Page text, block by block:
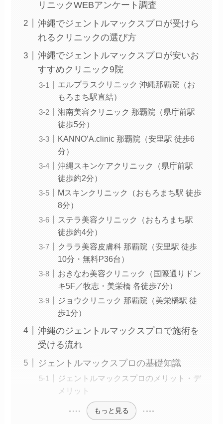
リニックWEBアンケート調査
沖縄でジェントルマックスプロが受けら
れるクリニックの選び方
沖縄でジェントルマックスプロが安いお
すすめクリニック9院
エルプラスクリニック 沖縄那覇院（お
もろまち駅直結）
湘南美容クリニック 那覇院（県庁前駅
徒歩5分）
KANNO’A.clinic 那覇院（安里駅 徒歩6
分）
沖縄スキンケアクリニック（県庁前駅
徒歩約2分）
Mスキンクリニック（おもろまち駅 徒歩
8分）
ステラ美容クリニック（おもろまち駅
徒歩約4分）
クララ美容皮膚科 那覇院（安里駅 徒歩
10分・無料P36台）
おきなわ美容クリニック（国際通りドン
キ5F／牧志・美栄橋 各徒歩7分）
ジョウクリニック 那覇院（美栄橋駅 徒
歩1分）
沖縄のジェントルマックスプロで施術を
受ける流れ
ジェントルマックスプロの基礎知識
ジェントルマックスプロのメリット・デ
メリット
もっと見る